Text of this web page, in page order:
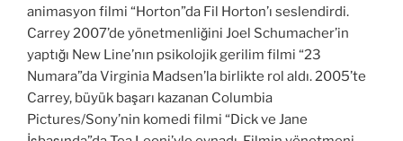
animasyon filmi “Horton”da Fil Horton’ı seslendirdi.
Carrey 2007’de yönetmenliğini Joel Schumacher’in
yaptığı New Line’nın psikolojik gerilim filmi “23
Numara”da Virginia Madsen’la birlikte rol aldı. 2005’te
Carrey, büyük başarı kazanan Columbia
Pictures/Sony’nin komedi filmi “Dick ve Jane